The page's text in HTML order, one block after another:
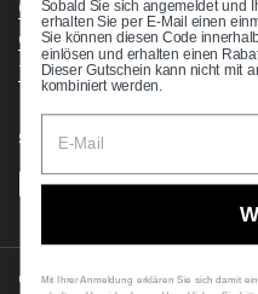
Open Cookie Banner
Comprehensive Guide to
Track your Order
Supported payment methods
Copyright © 2026VXB
Sobald Sie sich angemeldet und
erhalten Sie per E-Mail einen
Sie können diesen Code
einlösen und erhalten einen
Dieser Gutschein kann nicht mit
kombiniert werden.
Mit Ihrer Anmeldung erklären Sie sich damit